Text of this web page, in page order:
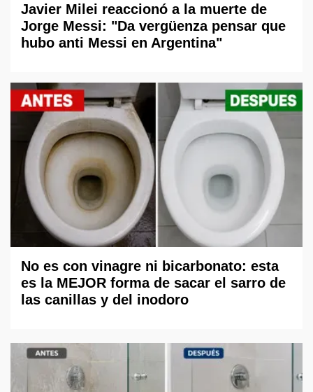
Javier Milei reaccionó a la muerte de
Jorge Messi: "Da vergüenza pensar que
hubo anti Messi en Argentina"
No es con vinagre ni bicarbonato: esta
es la MEJOR forma de sacar el sarro de
las canillas y del inodoro